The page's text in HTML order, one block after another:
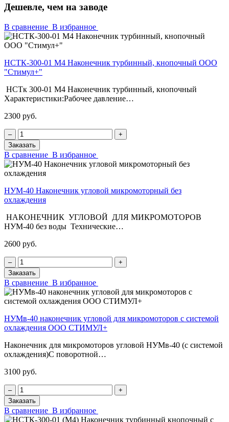
Дешевле, чем на заводе
В сравнение В избранное
НСТК-300-01 М4 Наконечник турбинный, кнопочный ООО
"Стимул+"
НСТк 300-01 М4 Наконечник турбинный, кнопочный
Характеристики:Рабочее давление…
2300 руб.
‒
+
Заказать
В сравнение В избранное
НУМ-40 Наконечник угловой микромоторный без
охлаждения
НАКОНЕЧНИК УГЛОВОЙ ДЛЯ МИКРОМОТОРОВ
НУМ-40 без воды Технические…
2600 руб.
‒
+
Заказать
В сравнение В избранное
НУМв-40 наконечник угловой для микромоторов с системой
охлаждения ООО СТИМУЛ+
Наконечник для микромоторов угловой НУМв-40 (с системой
охлаждения)С поворотной…
3100 руб.
‒
+
Заказать
В сравнение В избранное